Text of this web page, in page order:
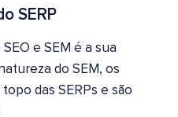
SERP
e SEM é a sua
do SEM, os
das SERPs e são